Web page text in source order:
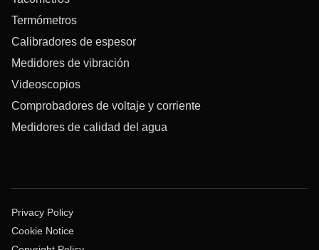
Termómetros
Calibradores de espesor
Medidores de vibración
Videoscopios
Comprobadores de voltaje y corriente
Medidores de calidad del agua
Privacy Policy
Cookie Notice